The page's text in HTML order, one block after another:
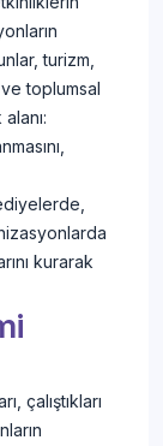
turizm,
toplumsal
kurarak
çalıştıkları